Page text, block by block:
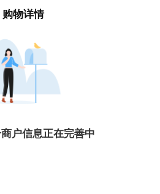
购物详情
户信息正在完善中